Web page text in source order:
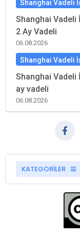
Shanghai Vadeli
Shanghai
2 Ay Vadeli
06.08.2026
Shanghai Vadeli
Shanghai Vadeli
ay vadeli
06.08.2026
KATEGORİLER